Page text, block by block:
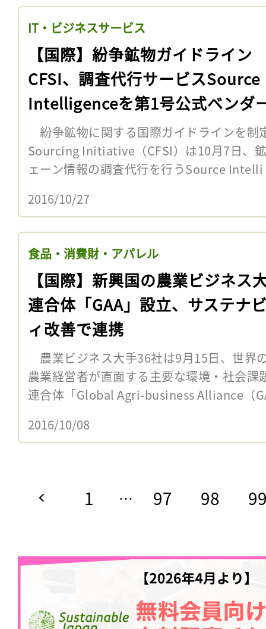
IT・ビジネスサービス
【国際】紛争鉱物ガイドライン
CFSI、調査代行サービスSource
Intelligenceを第1号公式ベンダ
選定
紛争鉱物に関する国際ガイドラインを
Sourcing Initiative（CFSI）は10月7日、
ェーン情報の調査代行を行うSource
2016/10/27
食品・消費財・アパレル
【国際】新興国の農業ビジネス
連合体「GAA」設立、サステナ
ィ改善で連携
農業ビジネス大手36社は9月15日、世界
農業経営者が直面する主要な環境・社会課
連合体「Global Agri-business Alliance（
2016/10/08
1 … 97 98